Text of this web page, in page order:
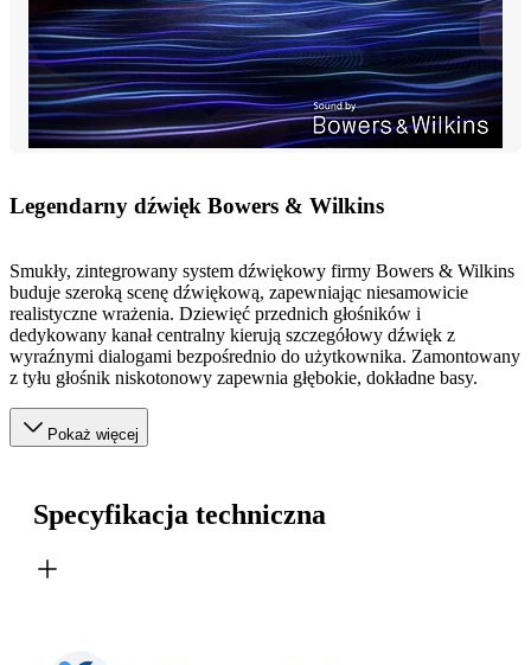
Legendarny dźwięk Bowers & Wilkins
Smukły, zintegrowany system dźwiękowy firmy Bowers & Wilkins
buduje szeroką scenę dźwiękową, zapewniając niesamowicie
realistyczne wrażenia. Dziewięć przednich głośników i
dedykowany kanał centralny kierują szczegółowy dźwięk z
wyraźnymi dialogami bezpośrednio do użytkownika. Zamontowany
z tyłu głośnik niskotonowy zapewnia głębokie, dokładne basy.
Pokaż więcej
Specyfikacja techniczna